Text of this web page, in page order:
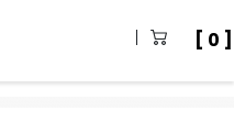
0